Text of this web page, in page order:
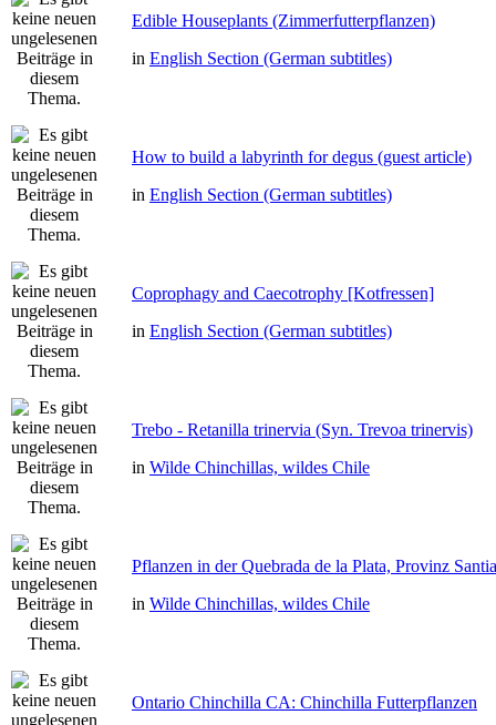
Edible Houseplants (Zimmerfutterpflanzen)
in English Section (German subtitles)
How to build a labyrinth for degus (guest article)
in English Section (German subtitles)
Coprophagy and Caecotrophy [Kotfressen]
in English Section (German subtitles)
Trebo - Retanilla trinervia (Syn. Trevoa trinervis)
in Wilde Chinchillas, wildes Chile
Pflanzen in der Quebrada de la Plata, Provinz
in Wilde Chinchillas, wildes Chile
Ontario Chinchilla CA: Chinchilla Futterpflanzen